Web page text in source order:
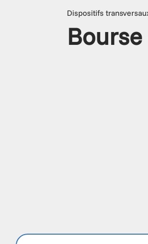
Dispositifs